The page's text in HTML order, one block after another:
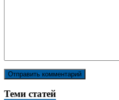
Теми статей